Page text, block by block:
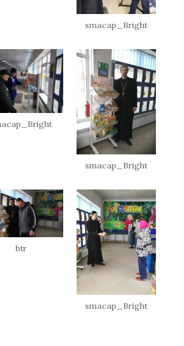
smacap_Bright
smacap_Bright
btr
smacap_Bright